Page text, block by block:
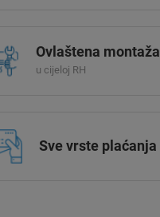
Ovlaštena montaža
u cijeloj RH
Sve vrste plaćanja